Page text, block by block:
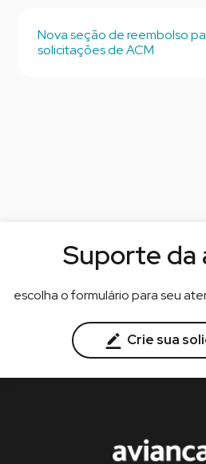
Nova seção de reembolso
solicitações de ACM
Suporte da
escolha o formulário para seu
Crie sua